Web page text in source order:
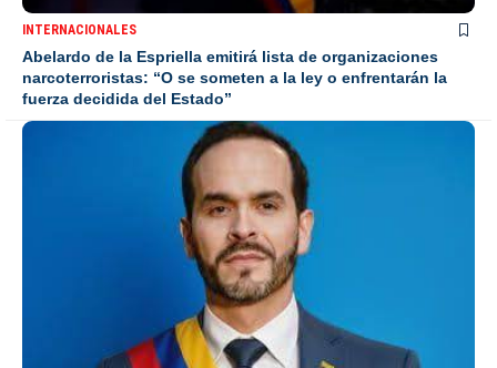
INTERNACIONALES
Abelardo de la Espriella emitirá lista de organizaciones
narcoterroristas: “O se someten a la ley o enfrentarán la
fuerza decidida del Estado”